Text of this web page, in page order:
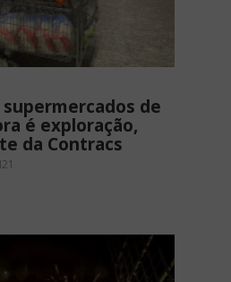
de
é exploração,
da Contracs